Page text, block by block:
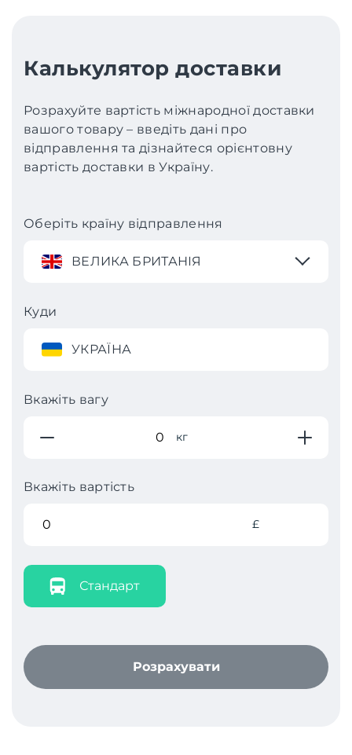
Калькулятор доставки
Розрахуйте вартість міжнародної доставки
вашого товару – введіть дані про
відправлення та дізнайтеся орієнтовну
вартість доставки в Україну.
Оберіть країну відправлення
ВЕЛИКА БРИТАНІЯ
Куди
УКРАЇНА
Вкажіть вагу
кг
Вкажіть вартість
£
Стандарт
Розрахувати